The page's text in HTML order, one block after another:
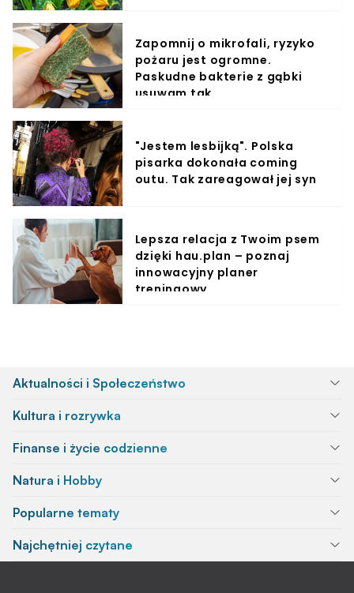
Zapomnij o mikrofali, ryzyko
pożaru jest ogromne.
Paskudne bakterie z gąbki
usuwam tak
"Jestem lesbijką". Polska
pisarka dokonała coming
outu. Tak zareagował jej syn
Lepsza relacja z Twoim psem
dzięki hau.plan – poznaj
innowacyjny planer
treningowy
Aktualności i Społeczeństwo
Kultura i rozrywka
Finanse i życie codzienne
Natura i Hobby
Popularne tematy
Najchętniej czytane